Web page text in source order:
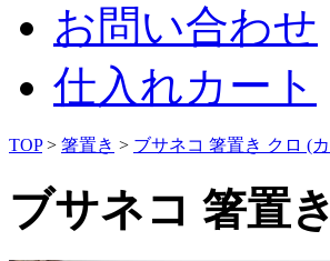
お問い合わせ
仕入れカート
TOP> 箸置き > ブサネコ 箸置き クロ (
ブサネコ 箸置